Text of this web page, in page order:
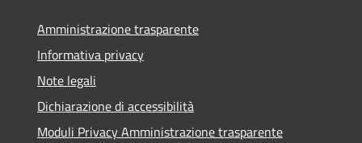
Amministrazione trasparente
Informativa privacy
Note legali
Dichiarazione di accessibilità
Moduli Privacy Amministrazione trasparente